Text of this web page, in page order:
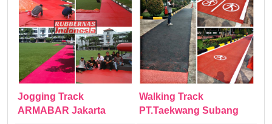
Jogging Track
ARMABAR Jakarta
Walking Track
PT.Taekwang Subang